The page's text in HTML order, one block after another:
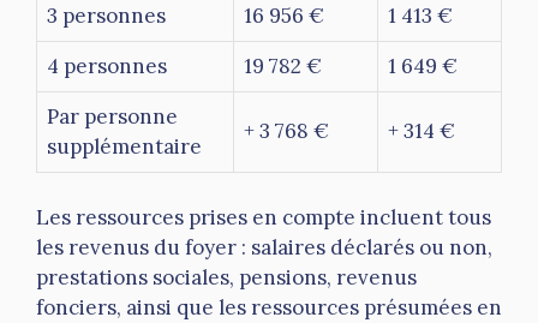
3 personnes
16 956 €
1 413 €
4 personnes
19 782 €
1 649 €
Par personne
supplémentaire
+ 3 768 € + 314 €
Les ressources prises en compte incluent tous
les revenus du foyer : salaires déclarés ou non,
prestations sociales, pensions, revenus
fonciers, ainsi que les ressources présumées en